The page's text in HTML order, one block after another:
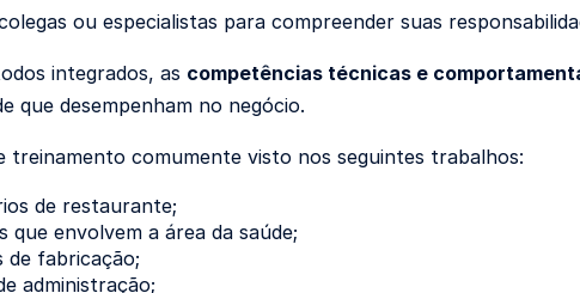
ou especialistas para compreender suas
integrados, as competências técnicas e
que desempenham no negócio.
treinamento comumente visto nos seguintes trabalhos:
de restaurante;
que envolvem a área da saúde;
de fabricação;
administração;